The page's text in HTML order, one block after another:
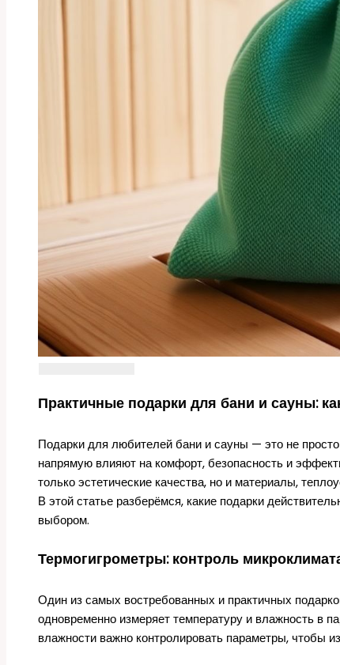
Практичные подарки для бани и сауны:
Подарки для любителей бани и сауны — это не
напрямую влияют на комфорт, безопасность и
только эстетические качества, но и материалы,
В этой статье разберёмся, какие подарки
выбором.
Термогигрометры: контроль
Один из самых востребованных и практичных
одновременно измеряет температуру и влажность в
влажности важно контролировать параметры, чтобы